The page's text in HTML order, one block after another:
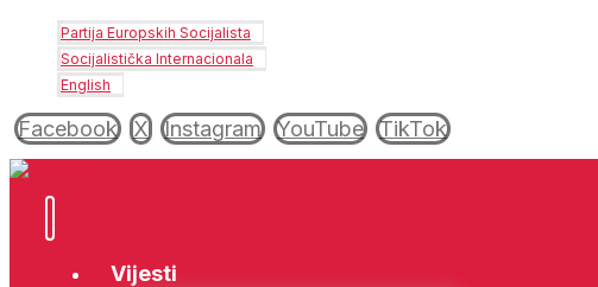
Partija Europskih Socijalista
Socijalistička Internacionala
English
Facebook X Instagram YouTube TikTok
Vijesti